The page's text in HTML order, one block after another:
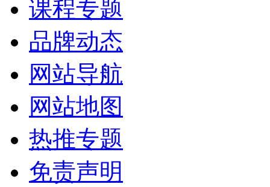
课程专题
品牌动态
网站导航
网站地图
热推专题
免责声明